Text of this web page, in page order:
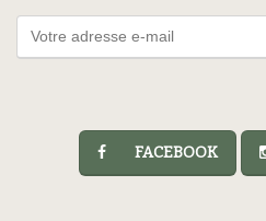
FACEBOOK